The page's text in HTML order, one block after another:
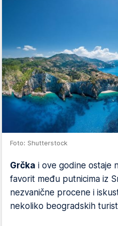
Foto: Shutterstock
Grčka i ove godine ostaje
favorit među putnicima iz
nezvanične procene i
nekoliko beogradskih